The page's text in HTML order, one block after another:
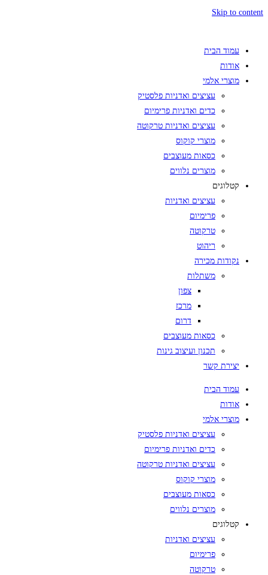
Skip to content
עמוד הבית
אודות
מוצרי אלמי
עציצים ואדניות פלסטיק
כדים ואדניות פרימיום
עציצים ואדניות טרקוטה
מוצרי קוקוס
כסאות מעוצבים
מוצרים נלווים
קטלוגים
עציצים ואדניות
פרימיום
טרקוטה
ריהוט
נקודות מכירה
משתלות
צפון
מרכז
דרום
כסאות מעוצבים
תכנון ועיצוב גינות
יצירת קשר
עמוד הבית
אודות
מוצרי אלמי
עציצים ואדניות פלסטיק
כדים ואדניות פרימיום
עציצים ואדניות טרקוטה
מוצרי קוקוס
כסאות מעוצבים
מוצרים נלווים
קטלוגים
עציצים ואדניות
פרימיום
טרקוטה